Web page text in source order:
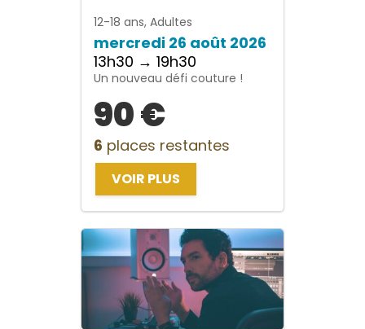
12-18 ans, Adultes
mercredi 26 août 2026
13h30 → 19h30
Un nouveau défi couture !
90 €
6 places restantes
VOIR PLUS